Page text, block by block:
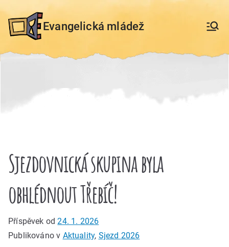
na
Evangelická mládež
Sjezdovnická skupina byla
obhlédnout Třebíč!
Příspěvek od24. 1. 2026
Publikováno v Aktuality, Sjezd 2026